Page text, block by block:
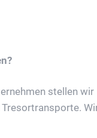
stellen wir